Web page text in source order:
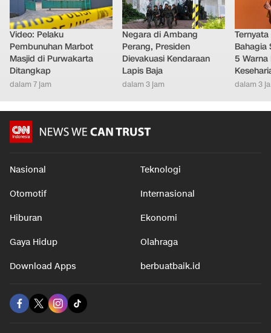
Video: Pelaku
Pembunuhan Marbot
Masjid di Purwakarta
Ditangkap
dalam 7 jam
Negara di Ambang
Perang, Presiden
Dievakuasi Kendaraan
Lapis Baja
dalam 3 jam
Bahagia
5
dalam 3
Nasional Teknologi
Otomotif Internasional
Hiburan Ekonomi
Gaya Hidup Olahraga
Download Apps berbuatbaik.id